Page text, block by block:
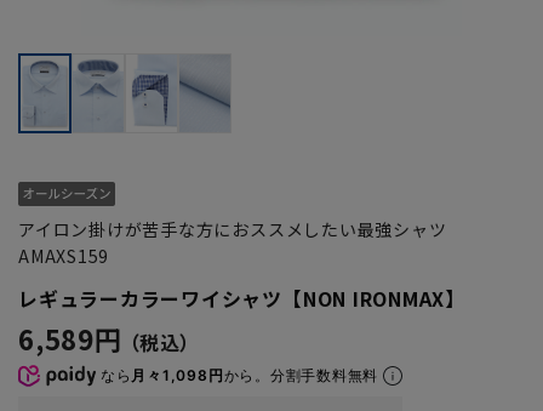
アイロン掛けが苦手な方におススメしたい最強シャツ
AMAXS159
レギュラーカラーワイシャツ【NON IRONMAX】
6,589円
なら 月々1,098円から。分割手数料無料